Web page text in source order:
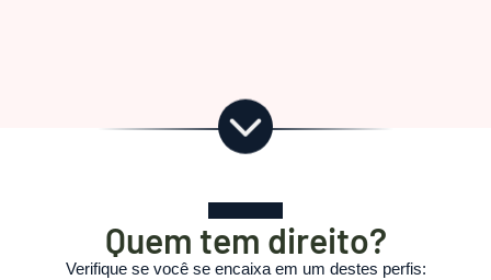
Quem tem direito?
Verifique se você se encaixa em um destes perfis: